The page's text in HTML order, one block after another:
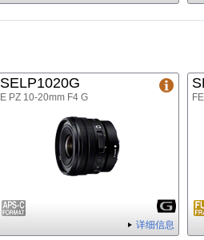
SELP1020G
E PZ 10-20mm F4 G
详细信息